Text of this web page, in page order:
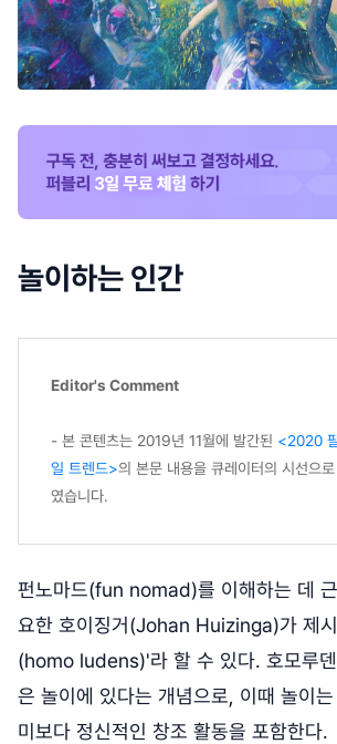
놀이하는 인간
Editor's Comment
- 본 콘텐츠는 2019년 11월에 발간된 <2020
일 트렌드>의 본문 내용을 큐레이터의 시선으
였습니다.
펀노마드(fun nomad)를 이해하는 데
요한 호이징거(Johan Huizinga)가 제
(homo ludens)'라 할 수 있다. 호모루
은 놀이에 있다는 개념으로, 이때 놀이
미보다 정신적인 창조 활동을 포함한다.